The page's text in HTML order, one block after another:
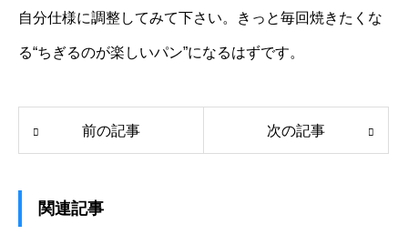
自分仕様に調整してみて下さい。きっと毎回焼きたくな
る“ちぎるのが楽しいパン”になるはずです。
前の記事 次の記事
関連記事